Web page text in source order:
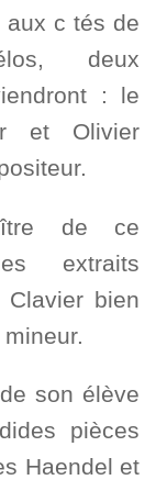
aux c tés de
deux
: le
et Olivier
de ce
extraits
bien
son élève
pièces
Haendel et